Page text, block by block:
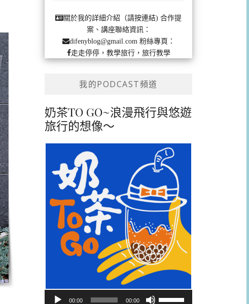
關於我的詳細介紹（請按連結) 合作提
案、講座聯絡資訊：
difenyblog@gmail.com粉絲專頁：
走走停停，教學旅行，旅行教學
我的PODCAST頻道
奶茶TO GO~浪漫飛行與悠遊
旅行的想像～
00:00 00:00